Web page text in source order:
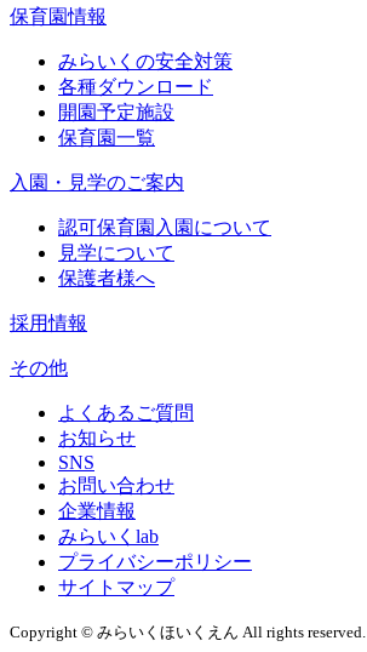
保育園情報
みらいくの安全対策
各種ダウンロード
開園予定施設
保育園一覧
入園・見学のご案内
認可保育園入園について
見学について
保護者様へ
採用情報
その他
よくあるご質問
お知らせ
SNS
お問い合わせ
企業情報
みらいくlab
プライバシーポリシー
サイトマップ
Copyright © みらいくほいくえん All rights reserved.